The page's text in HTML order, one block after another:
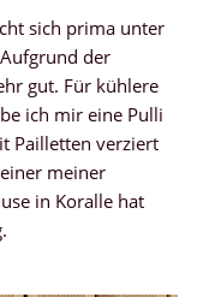
sich prima unter
der
gut. Für kühlere
ich mir eine Pulli
Pailletten verziert
meiner
in Koralle hat